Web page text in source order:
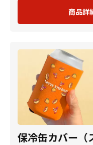
商品詳
保冷缶カバー（